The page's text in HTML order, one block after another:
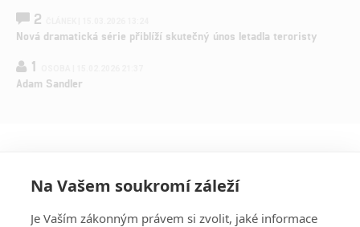
2
Nová dramatická série přiblíží skutečný únos letadla teroristy
1
Adam Sandler
Na Vašem soukromí záleží
Je Vaším zákonným právem si zvolit, jaké informace